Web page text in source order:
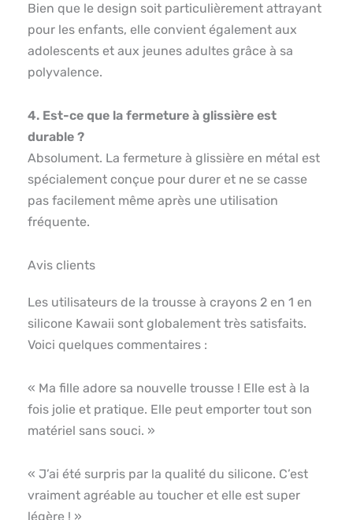
Bien que le design soit particulièrement attrayant
pour les enfants, elle convient également aux
adolescents et aux jeunes adultes grâce à sa
polyvalence.
4. Est-ce que la fermeture à glissière est
durable ?
Absolument. La fermeture à glissière en métal est
spécialement conçue pour durer et ne se casse
pas facilement même après une utilisation
fréquente.
Avis clients
Les utilisateurs de la trousse à crayons 2 en 1 en
silicone Kawaii sont globalement très satisfaits.
Voici quelques commentaires :
« Ma fille adore sa nouvelle trousse ! Elle est à la
fois jolie et pratique. Elle peut emporter tout son
matériel sans souci. »
« J’ai été surpris par la qualité du silicone. C’est
vraiment agréable au toucher et elle est super
légère ! »